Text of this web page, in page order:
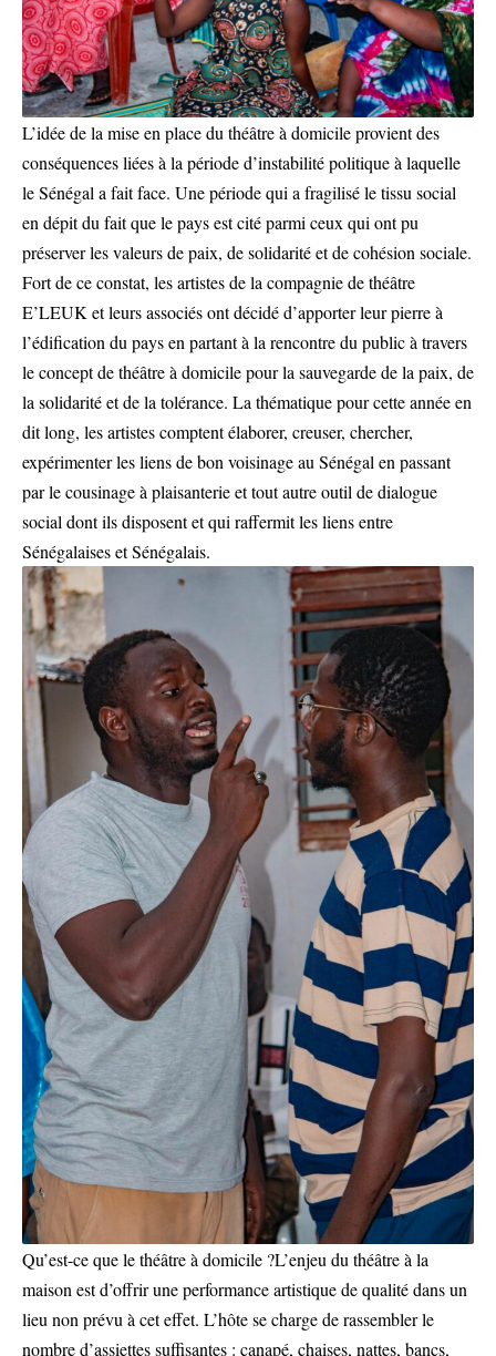
L’idée de la mise en place du théâtre à domicile provient des
conséquences liées à la période d’instabilité politique à laquelle
le Sénégal a fait face. Une période qui a fragilisé le tissu social
en dépit du fait que le pays est cité parmi ceux qui ont pu
préserver les valeurs de paix, de solidarité et de cohésion sociale.
Fort de ce constat, les artistes de la compagnie de théâtre
E’LEUK et leurs associés ont décidé d’apporter leur pierre à
l’édification du pays en partant à la rencontre du public à travers
le concept de théâtre à domicile pour la sauvegarde de la paix, de
la solidarité et de la tolérance. La thématique pour cette année en
dit long, les artistes comptent élaborer, creuser, chercher,
expérimenter les liens de bon voisinage au Sénégal en passant
par le cousinage à plaisanterie et tout autre outil de dialogue
social dont ils disposent et qui raffermit les liens entre
Sénégalaises et Sénégalais.
Qu’est-ce que le théâtre à domicile ?L’enjeu du théâtre à la
maison est d’offrir une performance artistique de qualité dans un
lieu non prévu à cet effet. L’hôte se charge de rassembler le
nombre d’assiettes suffisantes : canapé, chaises, nattes, bancs,